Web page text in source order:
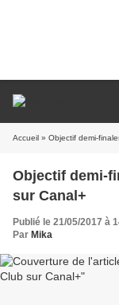
Accueil » Objectif demi-
Objectif demi-
sur Canal+
Publié le 21/05/2017 à
Par Mika